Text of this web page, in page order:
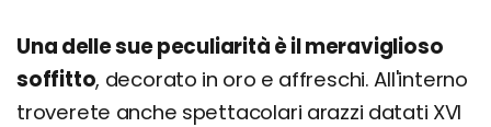
Una delle sue peculiarità è il meraviglioso
soffitto, decorato in oro e affreschi. All'interno
troverete anche spettacolari arazzi datati XVI